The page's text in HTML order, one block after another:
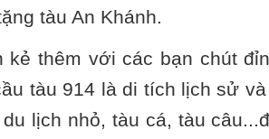
tàu An Khánh.
kẻ thêm với các bạn chút
tàu 914 là di tích lịch sử
lịch nhỏ, tàu cá, tàu